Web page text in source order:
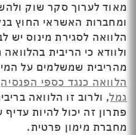
מאוד לערוך סקר שוק
ומחברות האשראי החוץ
הלוואה לסגירת מינוס יש
ולוודא כי הריבית
מהריבית שמשלמים על
הלוואה כנגד כספי הפנסיה
גמל, ולרוב זו הלוואה
פתרון זה יכול להיות
מחברת מימון פרטית.